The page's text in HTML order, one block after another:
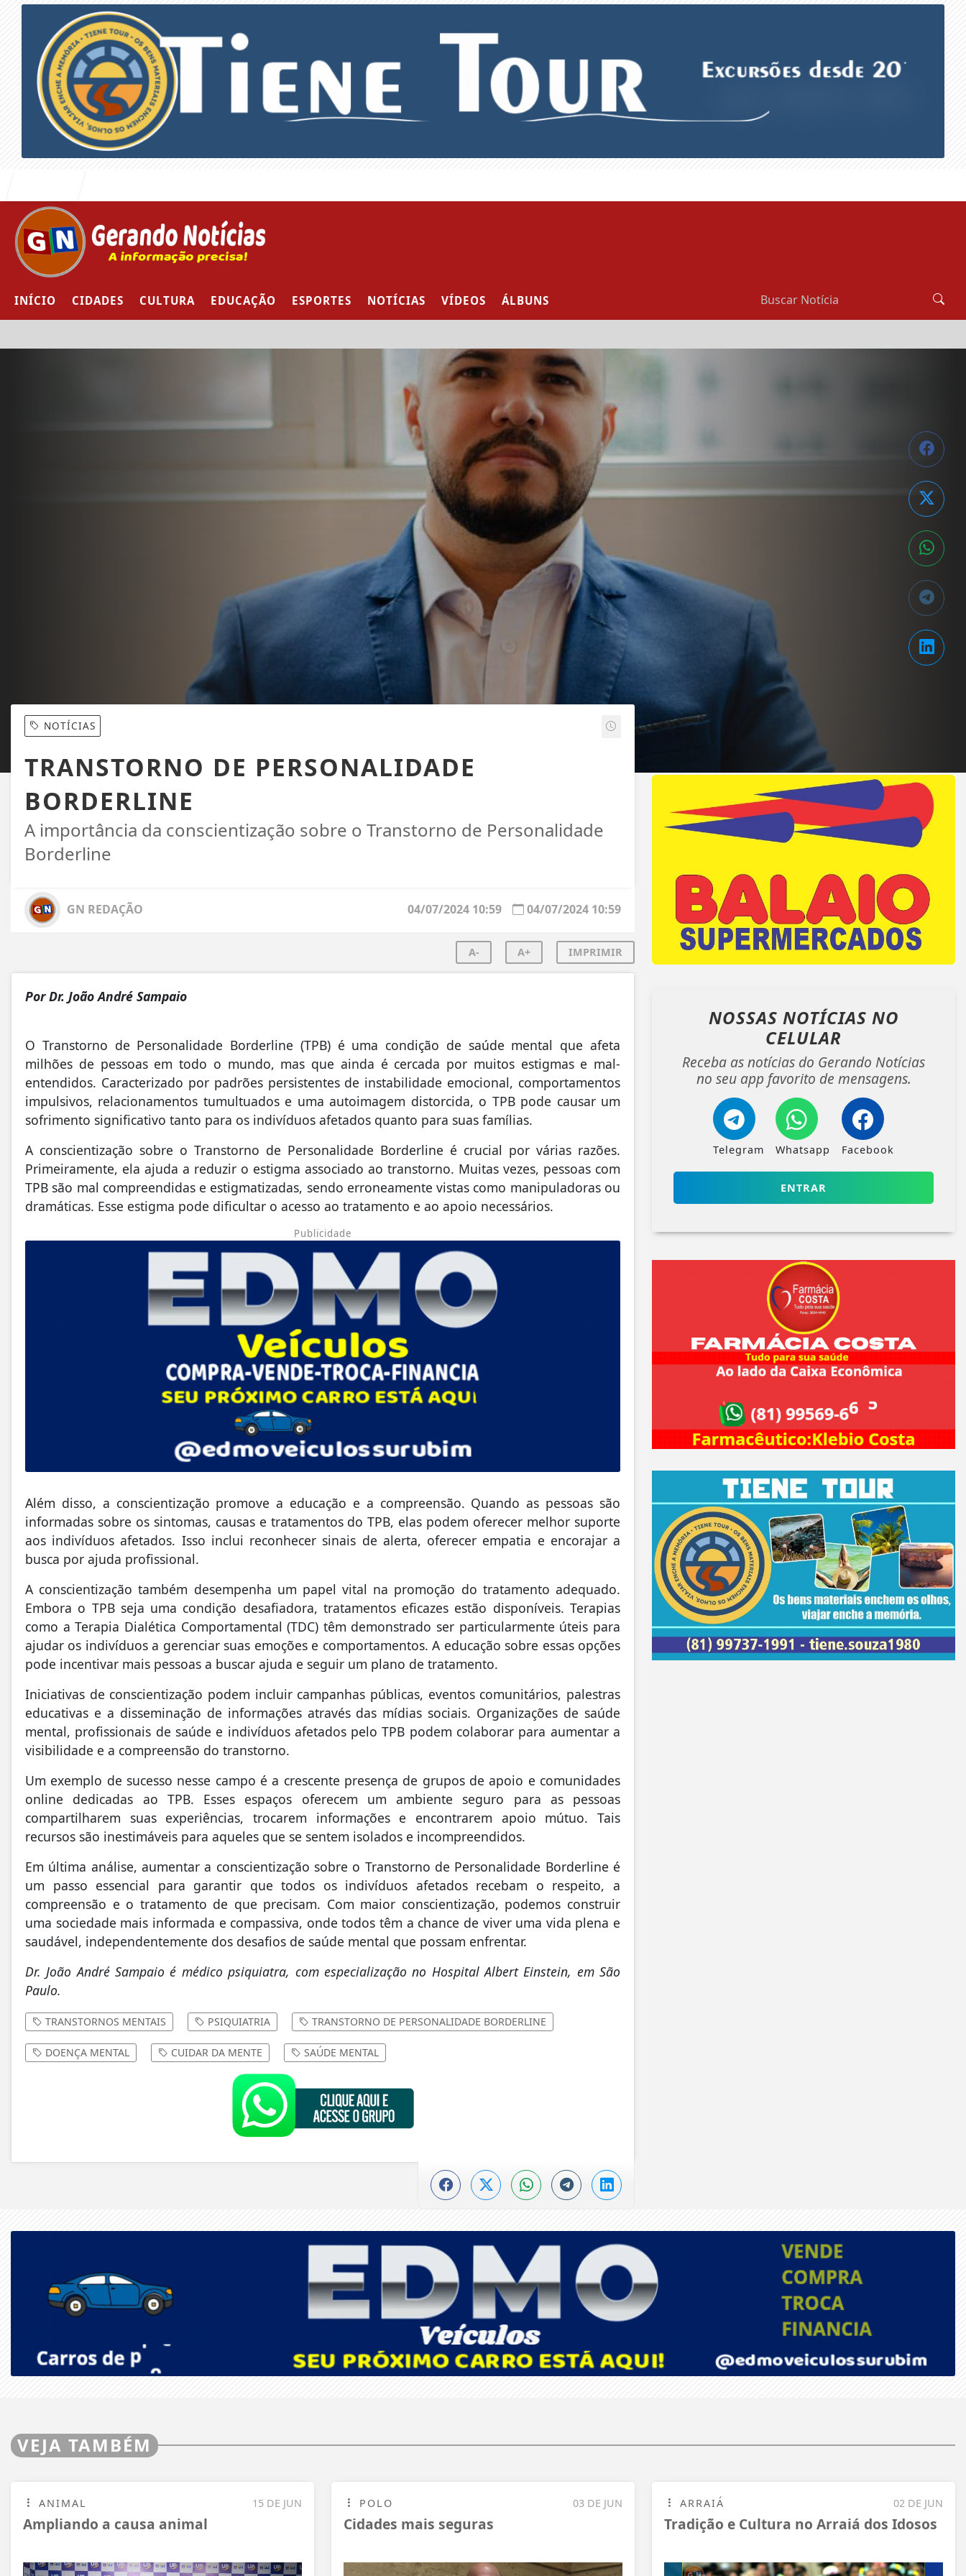
INÍCIO CIDADES CULTURA EDUCAÇÃO ESPORTES NOTÍCIAS VÍDEOS ÁLBUNS
NOTÍCIAS
TRANSTORNO DE PERSONALIDADE
BORDERLINE
A importância da conscientização sobre o Transtorno de Personalidade
Borderline
GN REDAÇÃO 04/07/2024 10:59
04/07/2024 10:59
A- A+ IMPRIMIR
Por Dr. João André Sampaio
O Transtorno de Personalidade Borderline (TPB) é uma condição de saúde mental que afeta
milhões de pessoas em todo o mundo, mas que ainda é cercada por muitos estigmas e mal-
entendidos. Caracterizado por padrões persistentes de instabilidade emocional, comportamentos
impulsivos, relacionamentos tumultuados e uma autoimagem distorcida, o TPB pode causar um
sofrimento significativo tanto para os indivíduos afetados quanto para suas famílias.
A conscientização sobre o Transtorno de Personalidade Borderline é crucial por várias razões.
Primeiramente, ela ajuda a reduzir o estigma associado ao transtorno. Muitas vezes, pessoas com
TPB são mal compreendidas e estigmatizadas, sendo erroneamente vistas como manipuladoras ou
dramáticas. Esse estigma pode dificultar o acesso ao tratamento e ao apoio necessários.
Publicidade
Além disso, a conscientização promove a educação e a compreensão. Quando as pessoas são
informadas sobre os sintomas, causas e tratamentos do TPB, elas podem oferecer melhor suporte
aos indivíduos afetados. Isso inclui reconhecer sinais de alerta, oferecer empatia e encorajar a
busca por ajuda profissional.
A conscientização também desempenha um papel vital na promoção do tratamento adequado.
Embora o TPB seja uma condição desafiadora, tratamentos eficazes estão disponíveis. Terapias
como a Terapia Dialética Comportamental (TDC) têm demonstrado ser particularmente úteis para
ajudar os indivíduos a gerenciar suas emoções e comportamentos. A educação sobre essas opções
pode incentivar mais pessoas a buscar ajuda e seguir um plano de tratamento.
Iniciativas de conscientização podem incluir campanhas públicas, eventos comunitários, palestras
educativas e a disseminação de informações através das mídias sociais. Organizações de saúde
mental, profissionais de saúde e indivíduos afetados pelo TPB podem colaborar para aumentar a
visibilidade e a compreensão do transtorno.
Um exemplo de sucesso nesse campo é a crescente presença de grupos de apoio e comunidades
online dedicadas ao TPB. Esses espaços oferecem um ambiente seguro para as pessoas
compartilharem suas experiências, trocarem informações e encontrarem apoio mútuo. Tais
recursos são inestimáveis para aqueles que se sentem isolados e incompreendidos.
Em última análise, aumentar a conscientização sobre o Transtorno de Personalidade Borderline é
um passo essencial para garantir que todos os indivíduos afetados recebam o respeito, a
compreensão e o tratamento de que precisam. Com maior conscientização, podemos construir
uma sociedade mais informada e compassiva, onde todos têm a chance de viver uma vida plena e
saudável, independentemente dos desafios de saúde mental que possam enfrentar.
Dr. João André Sampaio é médico psiquiatra, com especialização no Hospital Albert Einstein, em São
Paulo.
TRANSTORNOS MENTAIS PSIQUIATRIA TRANSTORNO DE PERSONALIDADE BORDERLINE
DOENÇA MENTAL CUIDAR DA MENTE SAÚDE MENTAL
NOSSAS NOTÍCIAS NO
CELULAR
Receba as notícias do Gerando Notícias
no seu app favorito de mensagens.
Telegram Whatsapp Facebook
ENTRAR
VEJA TAMBÉM
15 DE JUN
ANIMAL
Ampliando a causa animal
03 DE JUN
POLO
Cidades mais seguras
02 DE JUN
ARRAIÁ
Tradição e Cultura no Arraiá dos Idosos